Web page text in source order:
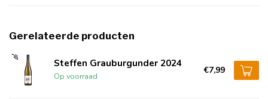
Gerelateerde producten
Steffen Grauburgunder 2024
Op voorraad
€7,99